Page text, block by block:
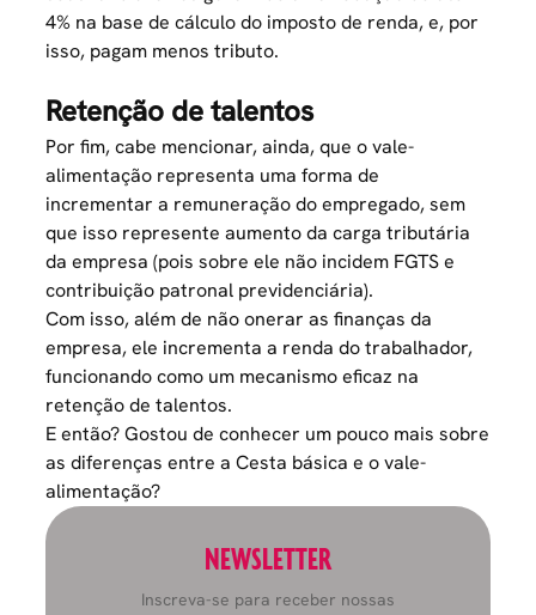
4% na base de cálculo do imposto de renda, e, por
isso, pagam menos tributo.
Retenção de talentos
Por fim, cabe mencionar, ainda, que o vale-
alimentação representa uma forma de
incrementar a remuneração do empregado, sem
que isso represente aumento da carga tributária
da empresa (pois sobre ele não incidem FGTS e
contribuição patronal previdenciária).
Com isso, além de não onerar as finanças da
empresa, ele incrementa a renda do trabalhador,
funcionando como um mecanismo eficaz na
retenção de talentos.
E então? Gostou de conhecer um pouco mais sobre
as diferenças entre a Cesta básica e o vale-
alimentação?
NEWSLETTER
Inscreva-se para receber nossas